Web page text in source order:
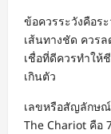
ข้อควรระวังคือร
เส้นทางชัด ควร
เชื่อที่ดีควรทำให้
เกินตัว
เลขหรือสัญลักษณ์
The Chariot คือ